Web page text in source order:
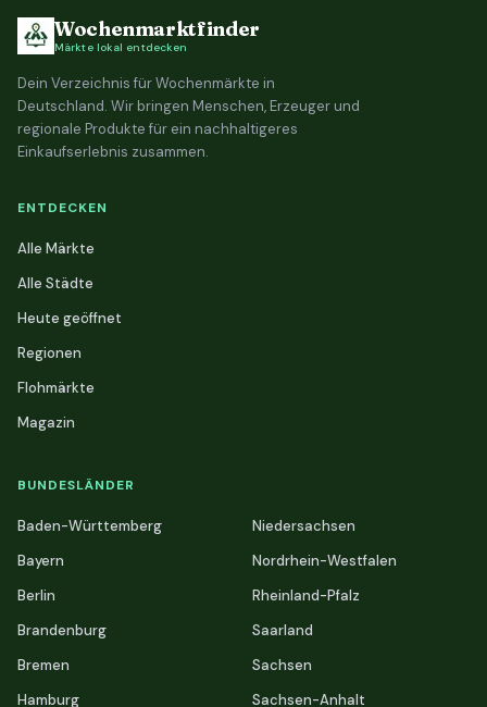
Wochenmarktfinder
Märkte lokal entdecken
Dein Verzeichnis für Wochenmärkte in
Deutschland. Wir bringen Menschen, Erzeuger und
regionale Produkte für ein nachhaltigeres
Einkaufserlebnis zusammen.
ENTDECKEN
Alle Märkte
Alle Städte
Heute geöffnet
Regionen
Flohmärkte
Magazin
BUNDESLÄNDER
Baden-Württemberg
Bayern
Berlin
Brandenburg
Bremen
Hamburg
Niedersachsen
Nordrhein-Westfalen
Rheinland-Pfalz
Saarland
Sachsen
Sachsen-Anhalt